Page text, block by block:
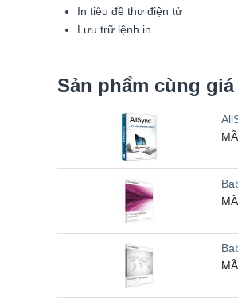
In tiêu đề thư điện tử
Lưu trữ lệnh in
Sản phẩm cùng giá